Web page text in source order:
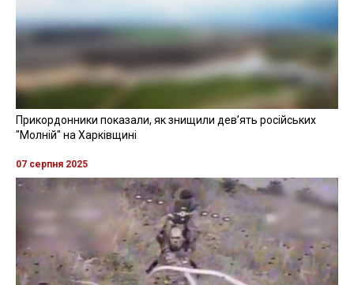
Прикордонники показали, як знищили девʼять російських
"Молній" на Харківщині
07 серпня 2025